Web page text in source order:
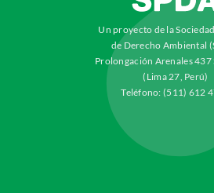
Un proyecto de la
de Derecho Ambiental
Prolongación Arenales 437
(Lima 27, Perú)
Teléfono: (511) 612